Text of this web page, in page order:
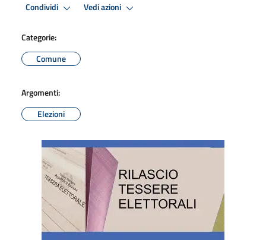
Condividi Vedi azioni
Categorie:
Comune
Argomenti:
Elezioni